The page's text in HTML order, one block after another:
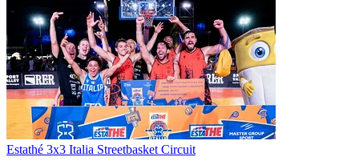
Estathé 3x3 Italia Streetbasket Circuit